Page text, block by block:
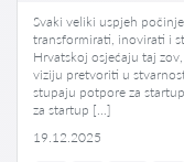
Svaki veliki uspjeh
transformirati, inovirati i
Hrvatskoj osjećaju taj
viziju pretvoriti u
stupaju potpore za
za startup […]
19.12.2025